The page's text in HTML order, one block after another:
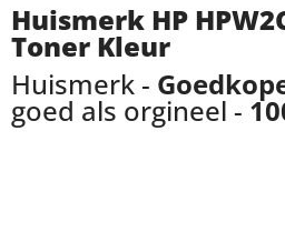
Huismerk HP
Toner Kleur
Huismerk -
goed als orgineel -